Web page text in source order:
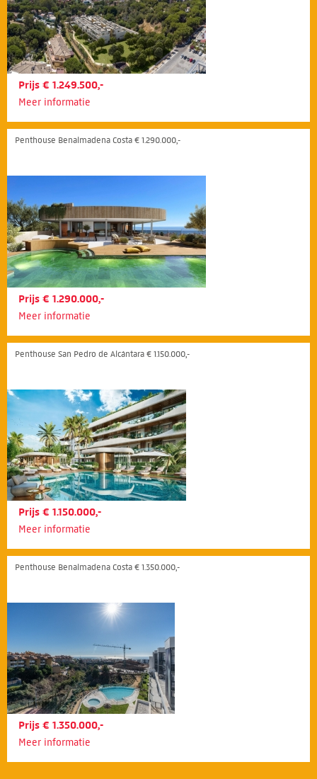
Prijs € 1.249.500,-
Meer informatie
Penthouse Benalmadena Costa € 1.290.000,-
Prijs € 1.290.000,-
Meer informatie
Penthouse San Pedro de Alcántara € 1.150.000,-
Prijs € 1.150.000,-
Meer informatie
Penthouse Benalmadena Costa € 1.350.000,-
Prijs € 1.350.000,-
Meer informatie